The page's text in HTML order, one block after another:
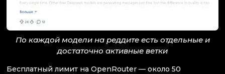
По каждой модели на реддите есть отдельные и
достаточно активные ветки
Бесплатный лимит на OpenRouter — около 50